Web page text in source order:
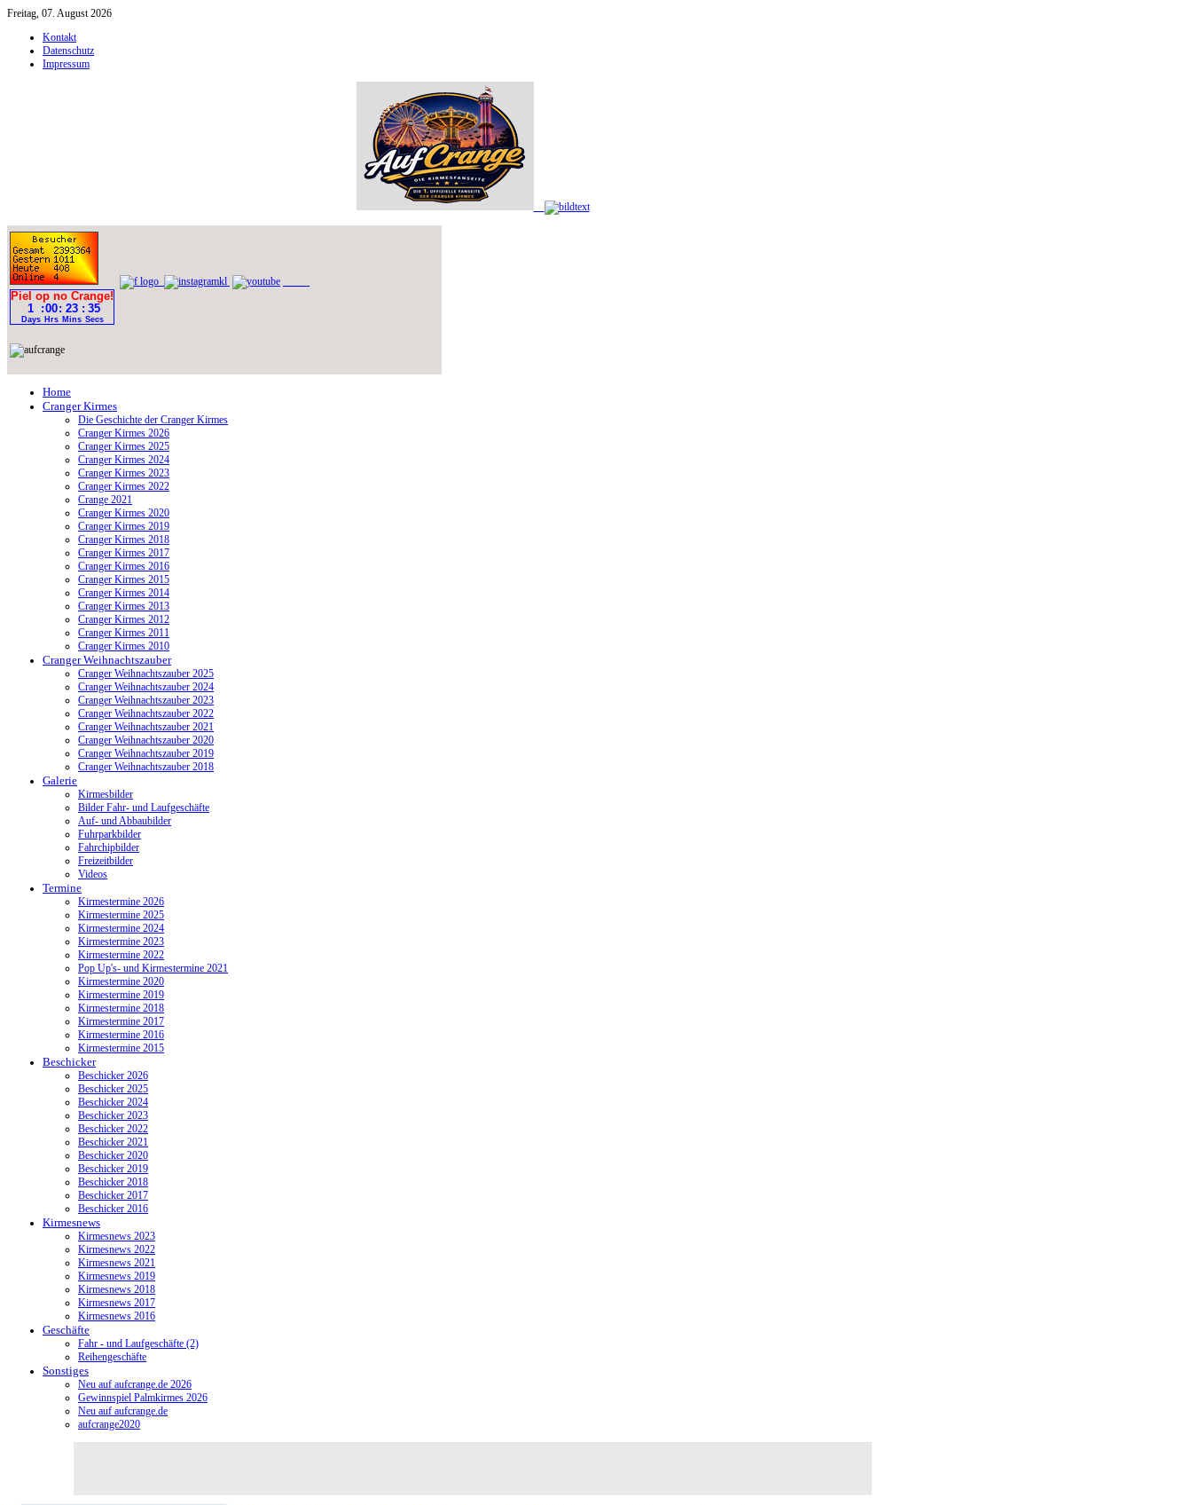
Freitag, 07. August 2026
Kontakt
Datenschutz
Impressum
Home
Cranger Kirmes
Die Geschichte der Cranger Kirmes
Cranger Kirmes 2026
Cranger Kirmes 2025
Cranger Kirmes 2024
Cranger Kirmes 2023
Cranger Kirmes 2022
Crange 2021
Cranger Kirmes 2020
Cranger Kirmes 2019
Cranger Kirmes 2018
Cranger Kirmes 2017
Cranger Kirmes 2016
Cranger Kirmes 2015
Cranger Kirmes 2014
Cranger Kirmes 2013
Cranger Kirmes 2012
Cranger Kirmes 2011
Cranger Kirmes 2010
Cranger Weihnachtszauber
Cranger Weihnachtszauber 2025
Cranger Weihnachtszauber 2024
Cranger Weihnachtszauber 2023
Cranger Weihnachtszauber 2022
Cranger Weihnachtszauber 2021
Cranger Weihnachtszauber 2020
Cranger Weihnachtszauber 2019
Cranger Weihnachtszauber 2018
Galerie
Kirmesbilder
Bilder Fahr- und Laufgeschäfte
Auf- und Abbaubilder
Fuhrparkbilder
Fahrchipbilder
Freizeitbilder
Videos
Termine
Kirmestermine 2026
Kirmestermine 2025
Kirmestermine 2024
Kirmestermine 2023
Kirmestermine 2022
Pop Up's- und Kirmestermine 2021
Kirmestermine 2020
Kirmestermine 2019
Kirmestermine 2018
Kirmestermine 2017
Kirmestermine 2016
Kirmestermine 2015
Beschicker
Beschicker 2026
Beschicker 2025
Beschicker 2024
Beschicker 2023
Beschicker 2022
Beschicker 2021
Beschicker 2020
Beschicker 2019
Beschicker 2018
Beschicker 2017
Beschicker 2016
Kirmesnews
Kirmesnews 2023
Kirmesnews 2022
Kirmesnews 2021
Kirmesnews 2019
Kirmesnews 2018
Kirmesnews 2017
Kirmesnews 2016
Geschäfte
Fahr - und Laufgeschäfte (2)
Reihengeschäfte
Sonstiges
Neu auf aufcrange.de 2026
Gewinnspiel Palmkirmes 2026
Neu auf aufcrange.de
aufcrange2020